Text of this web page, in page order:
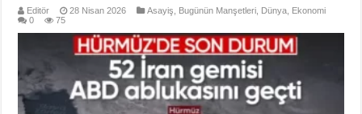
Editör 28 Nisan 2026 Asayiş Bugünün Manşetleri Dünya Ekonomi
0
75